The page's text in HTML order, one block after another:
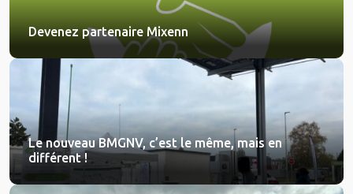
Devenez partenaire Mixenn
Le nouveau BMGNV, c’est le même, mais en
différent !